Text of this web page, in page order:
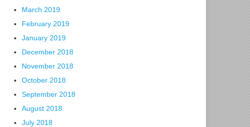
March 2019
February 2019
January 2019
December 2018
November 2018
October 2018
September 2018
August 2018
July 2018